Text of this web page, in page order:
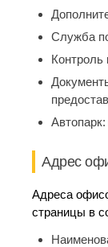
Служба
Контроль
Автопарк:
Адрес
Адреса
страницы в